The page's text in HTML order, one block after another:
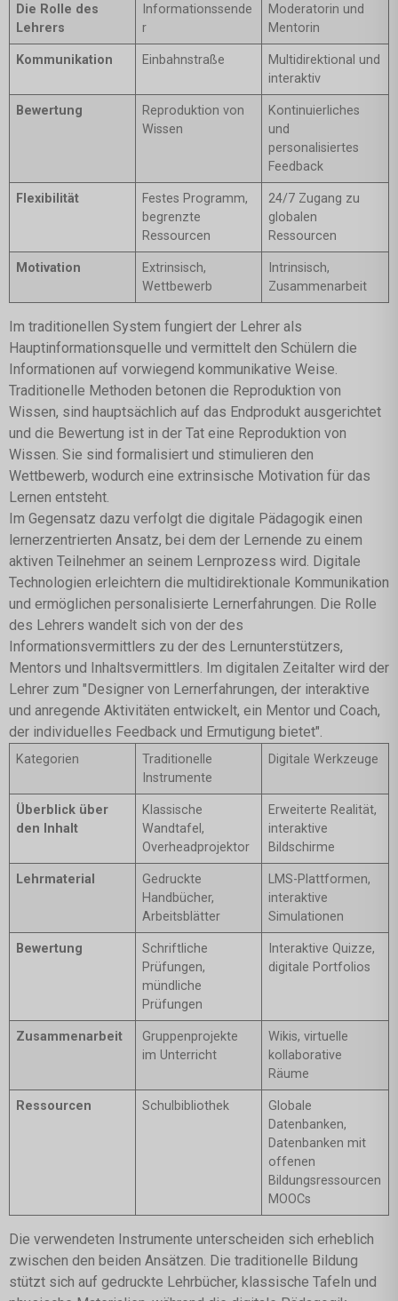
Die Rolle des
Lehrers
Informationssende
r
Moderatorin und
Mentorin
Kommunikation Einbahnstraße
Multidirektional und
interaktiv
Bewertung
Reproduktion von
Wissen
Kontinuierliches
und
personalisiertes
Feedback
Flexibilität
Festes Programm,
begrenzte
Ressourcen
24/7 Zugang zu
globalen
Ressourcen
Motivation
Extrinsisch,
Wettbewerb
Intrinsisch,
Zusammenarbeit
Im traditionellen System fungiert der Lehrer als
Hauptinformationsquelle und vermittelt den Schülern die
Informationen auf vorwiegend kommunikative Weise.
Traditionelle Methoden betonen die Reproduktion von
Wissen, sind hauptsächlich auf das Endprodukt ausgerichtet
und die Bewertung ist in der Tat eine Reproduktion von
Wissen. Sie sind formalisiert und stimulieren den
Wettbewerb, wodurch eine extrinsische Motivation für das
Lernen entsteht.
Im Gegensatz dazu verfolgt die digitale Pädagogik einen
lernerzentrierten Ansatz, bei dem der Lernende zu einem
aktiven Teilnehmer an seinem Lernprozess wird. Digitale
Technologien erleichtern die multidirektionale Kommunikation
und ermöglichen personalisierte Lernerfahrungen. Die Rolle
des Lehrers wandelt sich von der des
Informationsvermittlers zu der des Lernunterstützers,
Mentors und Inhaltsvermittlers. Im digitalen Zeitalter wird der
Lehrer zum "Designer von Lernerfahrungen, der interaktive
und anregende Aktivitäten entwickelt, ein Mentor und Coach,
der individuelles Feedback und Ermutigung bietet".
Kategorien
Traditionelle
Instrumente
Digitale Werkzeuge
Überblick über
den Inhalt
Klassische
Wandtafel,
Overheadprojektor
Erweiterte Realität,
interaktive
Bildschirme
Lehrmaterial
Gedruckte
Handbücher,
Arbeitsblätter
LMS-Plattformen,
interaktive
Simulationen
Bewertung
Schriftliche
Prüfungen,
mündliche
Prüfungen
Interaktive Quizze,
digitale Portfolios
Zusammenarbeit
Gruppenprojekte
im Unterricht
Wikis, virtuelle
kollaborative
Räume
Ressourcen Schulbibliothek
Globale
Datenbanken,
Datenbanken mit
offenen
Bildungsressourcen
MOOCs
Die verwendeten Instrumente unterscheiden sich erheblich
zwischen den beiden Ansätzen. Die traditionelle Bildung
stützt sich auf gedruckte Lehrbücher, klassische Tafeln und